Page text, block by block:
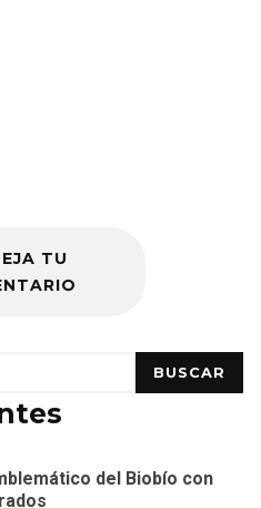
TU
BUSCAR
del Biobío con